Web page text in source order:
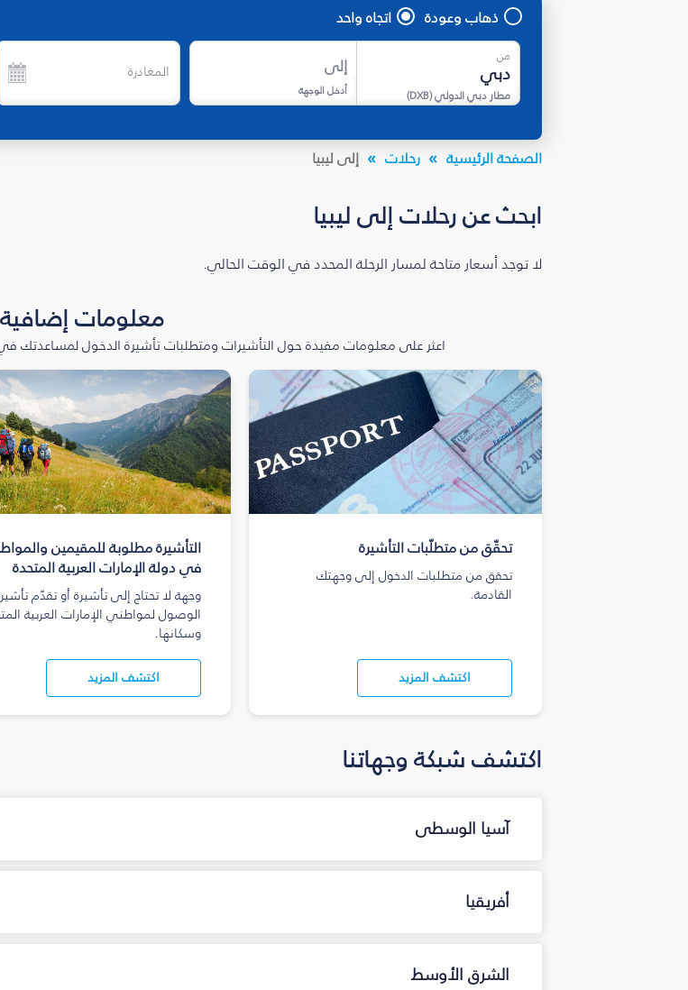
ذهاب وعودة اتجاه واحد
من
مطار دبي الدولي(
DXB
)
إلى
أدخل الوجهة
المغادرة
الصفحة الرئيسية رحلات إلى ليبيا
ابحث عن رحلات إلى ليبيا
لا توجد أسعار متاحة لمسار الرحلة المحدد في الوقت الحالي.
معلومات إضافية
اعثر على معلومات مفيدة حول التأشيرات ومتطلبات تأشيرة الدخول لمساعدتك
تحقّق من متطلّبات التأشيرة
تحقق من متطلبات الدخول إلى وجهتك
القادمة.
اكتشف المزيد
التأشيرة مطلوبة للمقيمين
في دولة الإمارات العربية المتحدة
وجهة لا تحتاج إلى تأشيرة أو تقدّم
الوصول لمواطني الإمارات العربية
وسكانها.
اكتشف المزيد
اكتشف شبكة وجهاتنا
آسيا الوسطى
أفريقيا
الشرق الأوسط